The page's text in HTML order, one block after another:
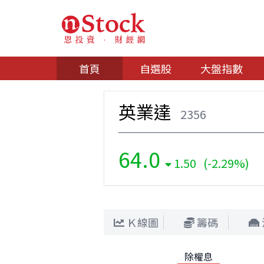
首頁 自選股 大盤指數
英業達 2356
64.0 1.50 (-2.29%)
Ｋ線圖 籌碼
除權息